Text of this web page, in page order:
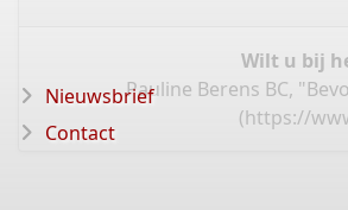
Wilt u bij
Pauline Berens BC,
(https://
Nieuwsbrief
Contact